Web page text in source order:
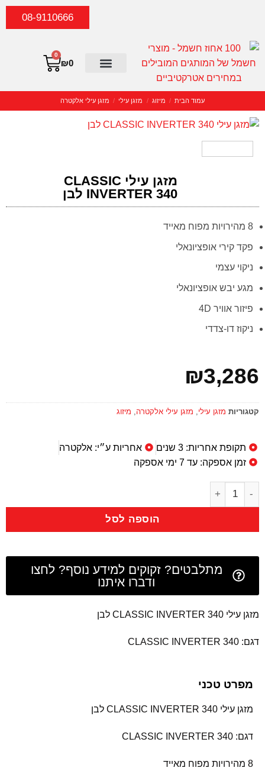
08-9110666
₪0
0
עמוד הבית / מיזוג / מזגן עילי / מזגן עילי אלקטרה
מזגן עילי CLASSIC
INVERTER 340 לבן
8 מהירויות מפוח מאייד
פקד קירי אופציונאלי
ניקוי עצמי
מגע יבש אופציונאלי
פיזור אוויר 4D
ניקוז דו-צדדי
₪3,286
קטגוריות מזגן עילי, מזגן עילי אלקטרה, מיזוג
תקופת אחריות: 3 שנים
אחריות ע״י: אלקטרה
זמן אספקה: עד 7 ימי אספקה
הוספה לסל
מתלבטים? זקוקים למידע נוסף? לחצו
ודברו איתנו
מזגן עילי CLASSIC INVERTER 340 לבן
דגם: CLASSIC INVERTER 340
מפרט טכני
מזגן עילי CLASSIC INVERTER 340 לבן
דגם: CLASSIC INVERTER 340
8 מהירויות מפוח מאייד